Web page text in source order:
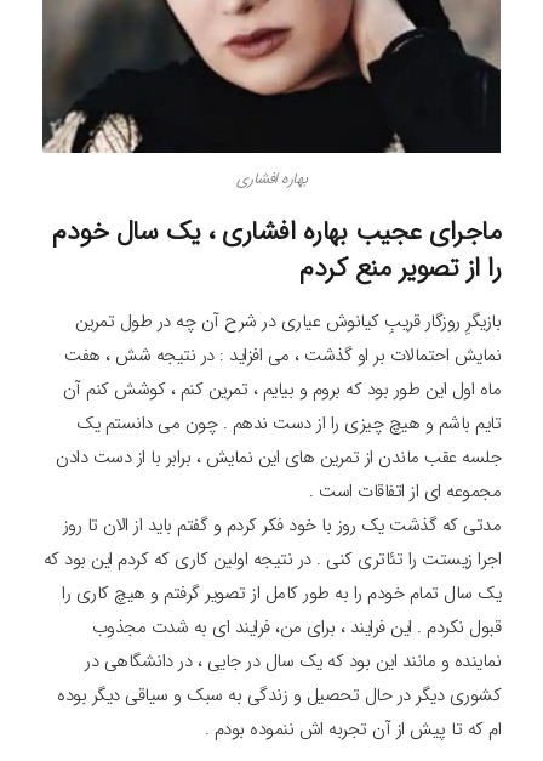
بهاره افشاری
ماجرای عجیب بهاره افشاری ، یک سال خودم
را از تصویر منع کردم
بازیگرِ روزگار قریبِ کیانوش عیاری در شرح آن چه در طول تمرین
نمایش احتمالات بر او گذشت ، می افزاید : در نتیجه شش ، هفت
ماه اول این طور بود که بروم و بیایم ، تمرین کنم ، کوشش کنم آن
تایم باشم و هیچ چیزی را از دست ندهم . چون می دانستم یک
جلسه عقب ماندن از تمرین های این نمایش ، برابر با از دست دادن
مجموعه ای از اتفاقات است .
مدتی که گذشت یک روز با خود فکر کردم و گفتم باید از الان تا روز
اجرا زیستت را تئاتری کنی . در نتیجه اولین کاری که کردم این بود که
یک سال تمام خودم را به طور کامل از تصویر گرفتم و هیچ کاری را
قبول نکردم . این فرایند ، برای من، فرایند ای به شدت مجذوب
نماینده و مانند این بود که یک سال در جایی ، در دانشگاهی در
کشوری دیگر در حال تحصیل و زندگی به سبک و سیاقی دیگر بوده
ام که تا پیش از آن تجربه اش ننموده بودم .